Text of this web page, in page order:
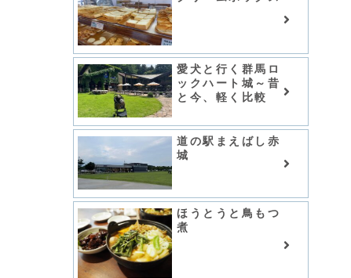
愛犬と行く群馬ロ
ックハート城～昔
と今、軽く比較
道の駅まえばし赤
城
ほうとうと鳥もつ
煮